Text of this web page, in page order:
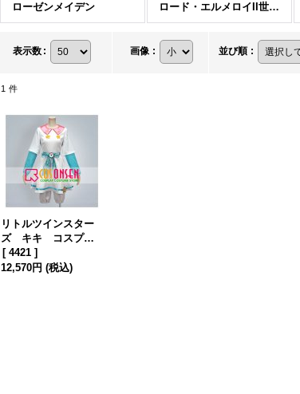
ローゼンメイデン ロード・エルメロイII世の事件簿
表示数 : 画像 : 並び順 :
1 件
リトルツインスター
ズ キキ コスプレ
衣装
[ 4421 ]
12,570円 (税込)